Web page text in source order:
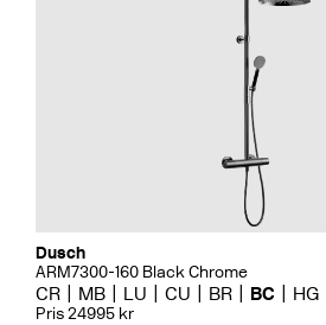
Dusch
ARM7300-160 Black Chrome
CR MB LU CU BR BC HG
Pris 24995 kr